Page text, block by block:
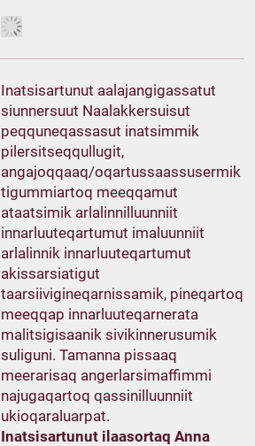
Inatsisartunut aalajangigassatut
siunnersuut Naalakkersuisut
peqquneqassasut inatsimmik
pilersitseqqullugit,
angajoqqaaq/oqartussaassusermik
tigummiartoq meeqqamut
ataatsimik arlalinnilluunniit
innarluuteqartumut imaluunniit
arlalinnik innarluuteqartumut
akissarsiatigut
taarsiivigineqarnissamik, pineqartoq
meeqqap innarluuteqarnerata
malitsigisaanik sivikinnerusumik
suliguni. Tamanna pissaaq
meerarisaq angerlarsimaffimmi
najugaqartoq qassinilluunniit
ukioqaraluarpat.
Inatsisartunut ilaasortaq Anna